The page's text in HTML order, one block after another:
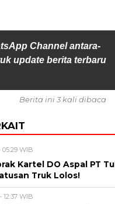
Channel antara-
update berita terbaru
Berita ini 3 kali dibaca
05:29 WIB
Kartel DO Aspal PT
Truk Lolos!
12:37 WIB